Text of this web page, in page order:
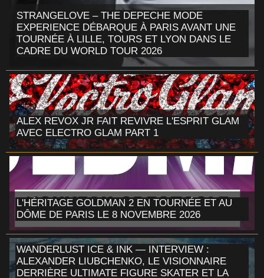
STRANGELOVE – THE DEPECHE MODE
EXPERIENCE DÉBARQUE À PARIS AVANT UNE
TOURNÉE À LILLE, TOURS ET LYON DANS LE
CADRE DU WORLD TOUR 2026
ALEX REVOX JR FAIT REVIVRE L'ESPRIT GLAM
AVEC ELECTRO GLAM PART 1
L'HÉRITAGE GOLDMAN 2 EN TOURNÉE ET AU
DÔME DE PARIS LE 8 NOVEMBRE 2026
WANDERLUST ICE & INK — INTERVIEW :
ALEXANDER LIUBCHENKO, LE VISIONNAIRE
DERRIÈRE ULTIMATE FIGURE SKATER ET LA